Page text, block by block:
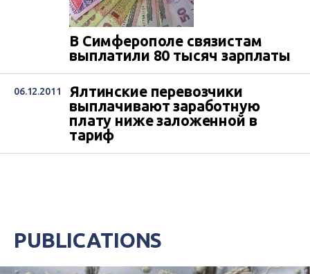
В Симферополе связистам
выплатили 80 тысяч зарплаты
06.12.2011
Ялтинские перевозчики
выплачивают заработную
плату ниже заложенной в
тариф
PUBLICATIONS